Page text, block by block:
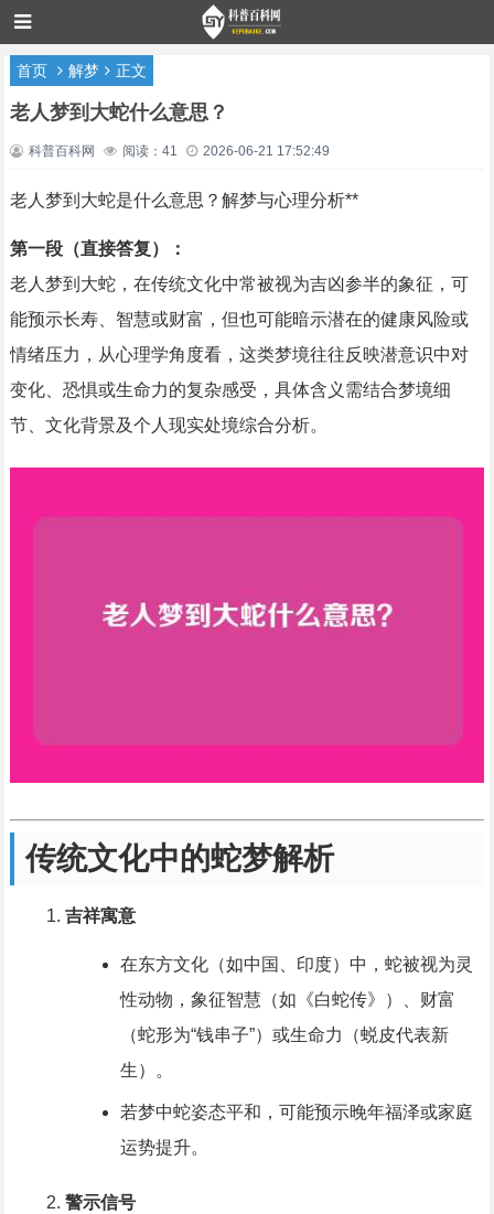
首页 解梦 正文
老人梦到大蛇什么意思？
科普百科网 阅读：41 2026-06-21 17:52:49
老人梦到大蛇是什么意思？解梦与心理分析**
第一段（直接答复）：
老人梦到大蛇，在传统文化中常被视为吉凶参半的象征，可
能预示长寿、智慧或财富，但也可能暗示潜在的健康风险或
情绪压力，从心理学角度看，这类梦境往往反映潜意识中对
变化、恐惧或生命力的复杂感受，具体含义需结合梦境细
节、文化背景及个人现实处境综合分析。
传统文化中的蛇梦解析
吉祥寓意
在东方文化（如中国、印度）中，蛇被视为灵
性动物，象征智慧（如《白蛇传》）、财富
（蛇形为“钱串子”）或生命力（蜕皮代表新
生）。
若梦中蛇姿态平和，可能预示晚年福泽或家庭
运势提升。
警示信号